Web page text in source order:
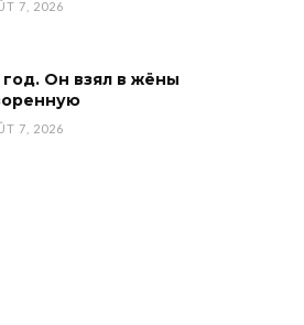
7, 2026
год. Он взял в жёны
7, 2026